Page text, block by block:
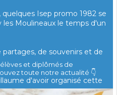
quelques Isep promo 1982 se
les Moulineaux le temps d'un
de souvenirs et de
d'avoir organisé cette
et diplômés de
toute notre actualité 👇